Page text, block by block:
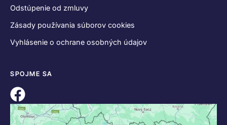
Odstúpenie od zmluvy
Zásady používania súborov cookies
Vyhlásenie o ochrane osobných údajov
SPOJME SA